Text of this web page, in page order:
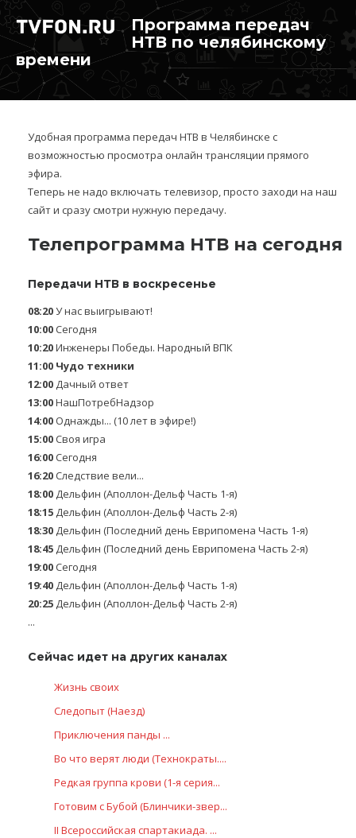
Программа передач
НТВ по челябинскому
времени
Удобная программа передач НТВ в Челябинске с
возможностью просмотра онлайн трансляции прямого
эфира.
Теперь не надо включать телевизор, просто заходи на наш
сайт и сразу смотри нужную передачу.
Телепрограмма НТВ на сегодня
Передачи НТВ в воскресенье
08:20У нас выигрывают!
10:00Сегодня
10:20Инженеры Победы. Народный ВПК
11:00 Чудо техники
12:00Дачный ответ
13:00НашПотребНадзор
14:00 Однажды... (10 лет в эфире!)
15:00Своя игра
16:00Сегодня
16:20Следствие вели...
18:00Дельфин (Аполлон-Дельф Часть 1-я)
18:15Дельфин (Аполлон-Дельф Часть 2-я)
18:30Дельфин (Последний день Еврипомена Часть 1-я)
18:45Дельфин (Последний день Еврипомена Часть 2-я)
19:00Сегодня
19:40Дельфин (Аполлон-Дельф Часть 1-я)
20:25Дельфин (Аполлон-Дельф Часть 2-я)
...
Сейчас идет на других каналах
Жизнь своих
Следопыт (Наезд)
Приключения панды ...
Во что верят люди (Технократы....
Редкая группа крови (1-я серия...
Готовим с Бубой (Блинчики-звер...
II Всероссийская спартакиада. ...